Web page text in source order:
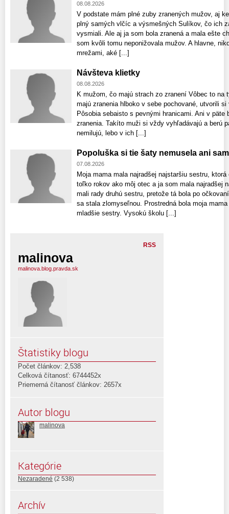
08.08.2026
V podstate mám plné zuby zranených mužov, aj
plný samých vlčíc a výsmešných Sulíkov, čo ich
vysmiali. Ale aj ja som bola zranená a mala ešte
som kvôli tomu neponižovala mužov. A hlavne,
mrežami, aké [...]
Návšteva klietky
08.08.2026
K mužom, čo majú strach zo zranení Vôbec to na
majú zranenia hlboko v sebe pochované, utvorili
Pôsobia sebaisto s pevnými hranicami. Ani v päte
zranenia. Takíto muži si vždy vyhľadávajú a berú
nemilujú, lebo v ich [...]
Popoluška si tie šaty nemusela ani
07.08.2026
Moja mama mala najradšej najstaršiu sestru,
toľko rokov ako môj otec a ja som mala najradšej
mali rady druhú sestru, pretože tá bola po
sa stala zlomyseľnou. Prostredná bola moja
mladšie sestry. Vysokú školu [...]
RSS
malinova
malinova.blog.pravda.sk
Štatistiky blogu
Počet článkov: 2,538
Celková čítanosť: 6744452x
Priemerná čítanosť článkov: 2657x
Autor blogu
malinova
Kategórie
Nezaradené (2 538)
Archív